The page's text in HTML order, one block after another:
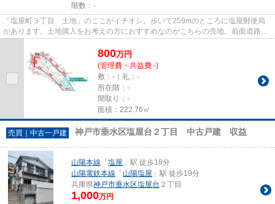
階数：-
「塩屋町３丁目 土地」のここがイチオシ。歩いて259mのところに塩屋郵便局
があります。土地購入をお考えの方におすすめなのがこちらの売地。前面道路6m
800万円
(管理費・共益費 -)
敷：-｜礼：-
所在階：-
間取り：-
面積：222.76㎡
売買｜中古一戸建 神戸市垂水区塩屋台２丁目 中古戸建 収益
山陽本線 「 塩屋 」駅 徒歩18分
山陽電鉄本線 「 山陽塩屋 」駅 徒歩19分
兵庫県神戸市垂水区塩屋台 ２丁目
1,000万円